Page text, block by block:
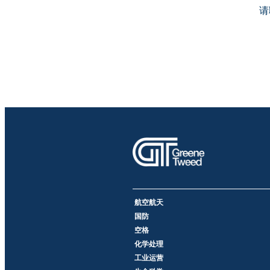
航空航天
国防
空格
化学处理
工业运营